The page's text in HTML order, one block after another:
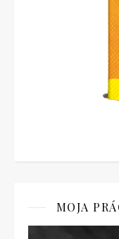
MOJA